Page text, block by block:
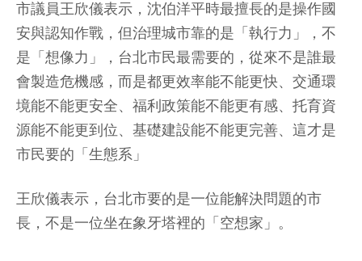
市議員王欣儀表示，沈伯洋平時最擅長的是操作國
安與認知作戰，但治理城市靠的是「執行力」，不
是「想像力」，台北市民最需要的，從來不是誰最
會製造危機感，而是都更效率能不能更快、交通環
境能不能更安全、福利政策能不能更有感、托育資
源能不能更到位、基礎建設能不能更完善、這才是
市民要的「生態系」
王欣儀表示，台北市要的是一位能解決問題的市
長，不是一位坐在象牙塔裡的「空想家」。